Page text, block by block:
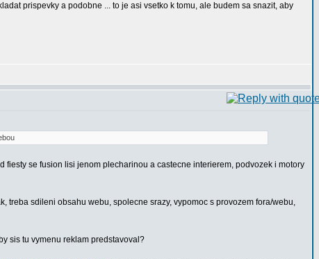
prispevky a podobne ... to je asi vsetko k tomu, ale budem sa snazit, aby
se fusion lisi jenom plecharinou a castecne interierem, podvozek i motory
treba sdileni obsahu webu, spolecne srazy, vypomoc s provozem fora/webu,
sis tu vymenu reklam predstavoval?